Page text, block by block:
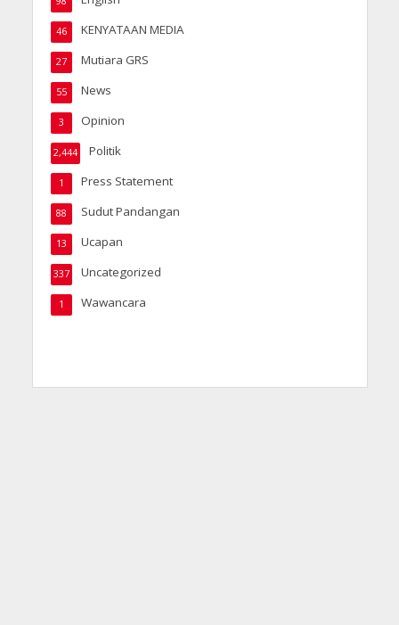
KENYATAAN MEDIA
46
Mutiara GRS
27
News
55
Opinion
3
Politik
2,444
Press Statement
1
Sudut Pandangan
88
Ucapan
13
Uncategorized
337
Wawancara
1